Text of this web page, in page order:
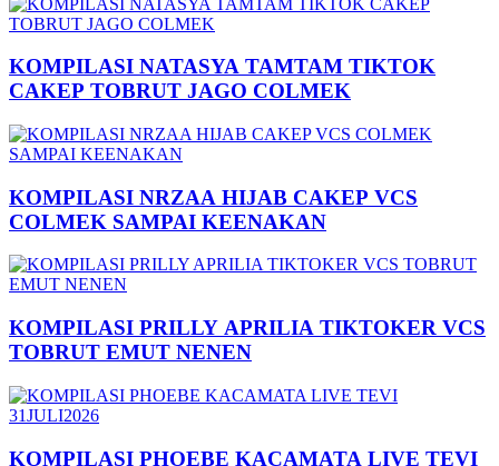
KOMPILASI NATASYA TAMTAM TIKTOK
CAKEP TOBRUT JAGO COLMEK
KOMPILASI NRZAA HIJAB CAKEP VCS
COLMEK SAMPAI KEENAKAN
KOMPILASI PRILLY APRILIA TIKTOKER VCS
TOBRUT EMUT NENEN
KOMPILASI PHOEBE KACAMATA LIVE TEVI